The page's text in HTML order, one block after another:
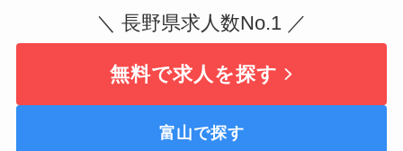
＼ 長野県求人数No.1 ／
無料で求人を探す
富山で探す